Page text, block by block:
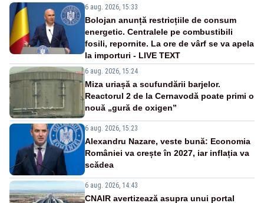
6 aug. 2026, 15:33
Bolojan anunță restricțiile de consum
energetic. Centralele pe combustibili
fosili, repornite. La ore de vârf se va apela
la importuri - LIVE TEXT
6 aug. 2026, 15:24
Miza uriașă a scufundării barjelor.
Reactorul 2 de la Cernavodă poate primi o
nouă „gură de oxigen”
6 aug. 2026, 15:23
Alexandru Nazare, veste bună: Economia
României va crește în 2027, iar inflația va
scădea
6 aug. 2026, 14:43
CNAIR avertizează asupra unui portal